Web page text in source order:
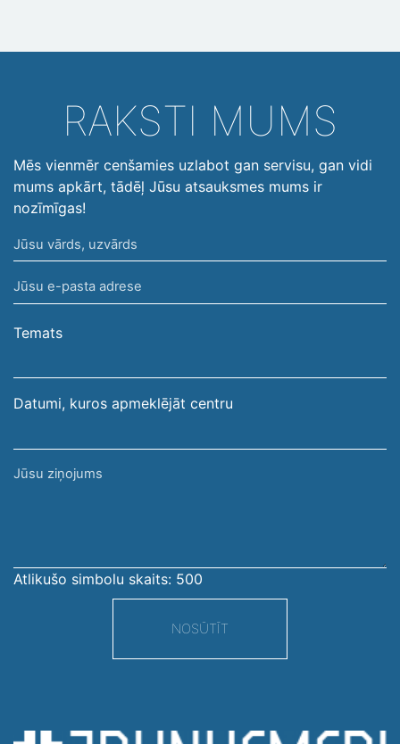
RAKSTI MUMS
Mēs vienmēr cenšamies uzlabot gan servisu, gan vidi
mums apkārt, tādēļ Jūsu atsauksmes mums ir
nozīmīgas!
Jūsu
vārds,
uzvārds
Jūsu
e-
pasta
Temats
Datumi, kuros apmeklējāt centru
Jūsu
Atlikušo simbolu skaits: 500
NOSŪTĪT